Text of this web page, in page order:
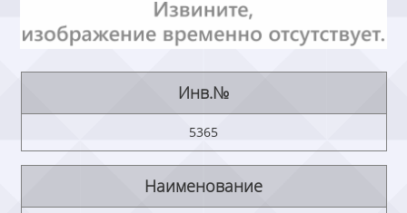
Инв.№
5365
Наименование